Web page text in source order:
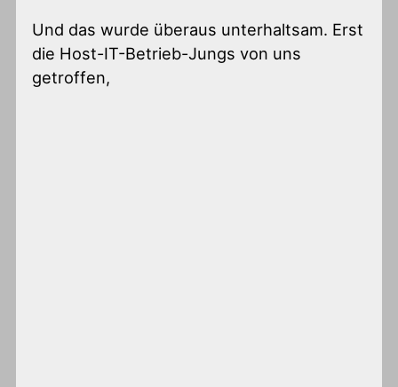
Und das wurde überaus unterhaltsam. Erst
die Host-IT-Betrieb-Jungs von uns
getroffen,